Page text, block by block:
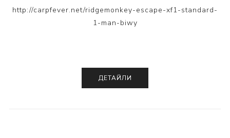
http://carpfever.net/ridgemonkey-escape-xf1-standard-
1-man-biwy
ДЕТАЙЛИ